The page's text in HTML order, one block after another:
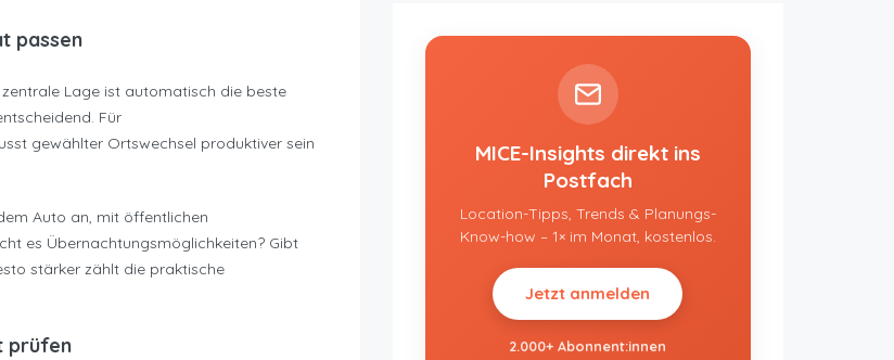
passen
Lage ist automatisch die beste
Für
gewählter Ortswechsel produktiver sein
Auto an, mit öffentlichen
es Übernachtungsmöglichkeiten? Gibt
stärker zählt die praktische
prüfen
MICE-Insights direkt ins
Postfach
Location-Tipps, Trends & Planungs-
Know-how – 1× im Monat, kostenlos.
Jetzt anmelden
2.000+ Abonnent:innen